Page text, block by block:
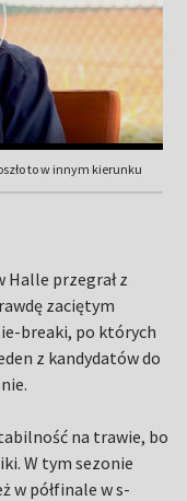
to w innym kierunku
przegrał z
zaciętym
breaki, po których
z kandydatów do
na trawie, bo
W tym sezonie
w półfinale w s-